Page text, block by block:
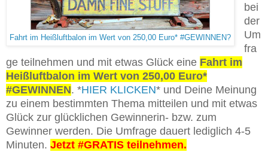
Fahrt im Heißluftbalon im Wert von 250,00 Euro* #GEWINNEN?
bei
der
Um
fra
ge teilnehmen und mit etwas Glück eine Fahrt im
Heißluftbalon im Wert von 250,00 Euro*
#GEWINNEN. *HIER KLICKEN* und Deine Meinung
zu einem bestimmten Thema mitteilen und mit etwas
Glück zur glücklichen Gewinnerin- bzw. zum
Gewinner werden. Die Umfrage dauert lediglich 4-5
Minuten. Jetzt #GRATIS teilnehmen.